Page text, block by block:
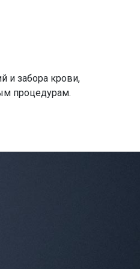
и забора крови,
процедурам.